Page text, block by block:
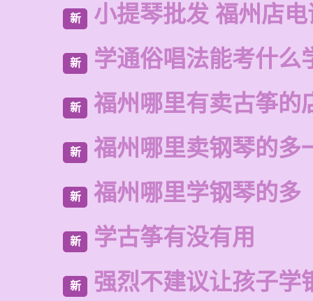
新 小提琴批发 福州店电
新 学通俗唱法能考什么
新 福州哪里有卖古筝的
新 福州哪里卖钢琴的多
新 福州哪里学钢琴的多
新 学古筝有没有用
新 强烈不建议让孩子学